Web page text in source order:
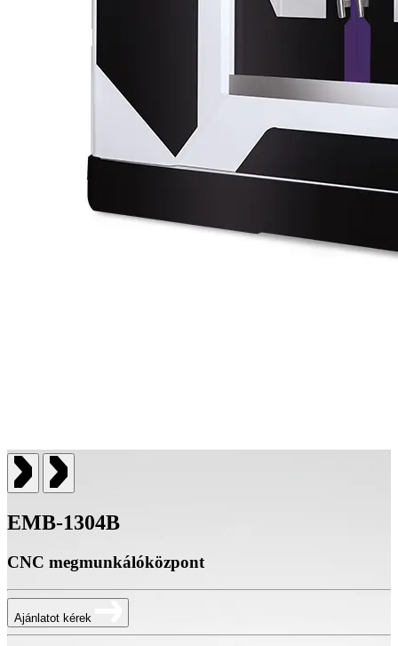
EMB-1304B
CNC megmunkálóközpont
Ajánlatot kérek